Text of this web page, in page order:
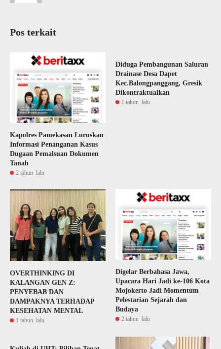
Pos terkait
Kapolres Pamekasan Luruskan
Informasi Penanganan Kasus
Dugaan Pemalsuan Dokumen
Tanah
2 tahun lalu
Diduga Pembangunan Saluran
Drainase Desa Dapet
Kec.Balongpanggang, Gresik
Dikontraktualkan
1 tahun lalu
OVERTHINKING DI
KALANGAN GEN Z:
PENYEBAB DAN
DAMPAKNYA TERHADAP
KESEHATAN MENTAL
1 tahun lalu
Digelar Berbahasa Jawa,
Upacara Hari Jadi ke-106 Kota
Mojokerto Jadi Momentum
Pelestarian Sejarah dan
Budaya
2 tahun lalu